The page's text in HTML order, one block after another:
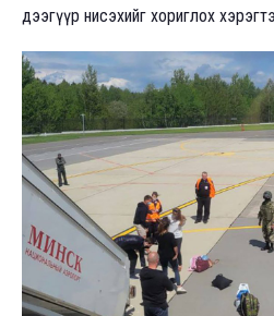
дээгүүр нисэхийг хориглох